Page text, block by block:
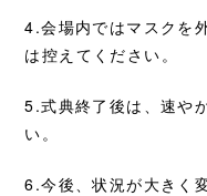
4.会場内ではマスクを
は控えてください。
5.式典終了後は、速や
い。
6.今後、状況が大きく